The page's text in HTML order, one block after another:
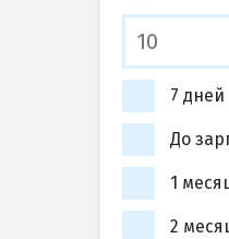
7 дней
До
1
2